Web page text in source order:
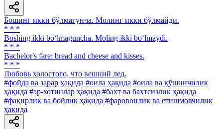
Бошинг икки бўлмагунча. Молинг икки бўлмайди.
* * *
Boshing ikki bo‘lmaguncha. Moling ikki bo‘lmaydi.
* * *
Bachelor's fare: bread and cheese and kisses.
* * *
Любовь холостого, что вешний лед.
#фойда ва зарар ҳақида #оила ҳақида #оила ва қўшничилик
ҳақида #эр-хотинлар ҳақида #бахт ва бахтсизлик ҳақида
#фақирлик ва бойлик ҳақида #фаровонлик ва етишмовчилик
ҳақида